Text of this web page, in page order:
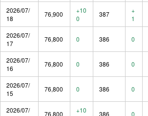
2026/07/
18
76,900
+10
0
387
+
1
2026/07/
17
76,800 0 386 0
2026/07/
16
76,800 0 386 0
2026/07/
15
76,800 0 386 0
2026/07/
76,800
+10
386 0